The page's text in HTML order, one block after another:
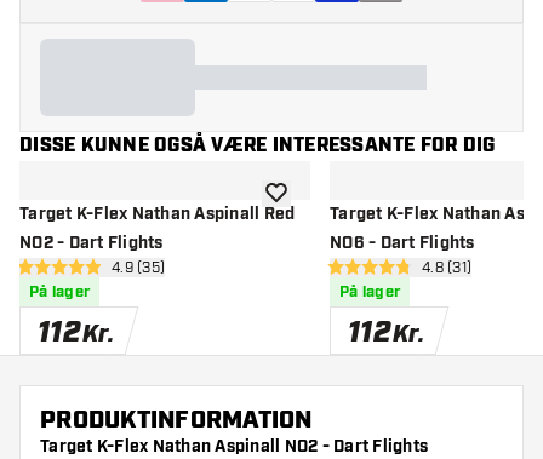
DISSE KUNNE OGSÅ VÆRE INTERESSANTE FOR DIG
Target K-Flex Nathan Aspinall Red
NO2 - Dart Flights
åbn anmeldelsespanel
4.9 bedømmelsesstjerner
4.9 (35)
På lager
112Kr.
tilføje til ønskeliste
Target K-Flex Nathan
NO6 - Dart Flights
åbn
4.8 bedømmelsesstjerner
4.8 (31)
På lager
112Kr.
PRODUKTINFORMATION
Target K-Flex Nathan Aspinall NO2 - Dart Flights